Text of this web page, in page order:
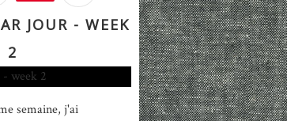
JOUR - WEEK
2
semaine, j'ai